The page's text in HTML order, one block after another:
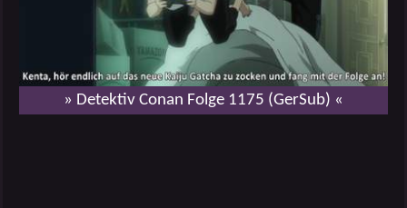
» Detektiv Conan Folge 1175 (GerSub) «